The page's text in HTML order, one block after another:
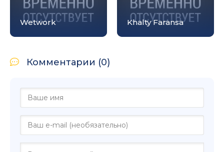
Wetwork Khalty Faransa
Комментарии (0)